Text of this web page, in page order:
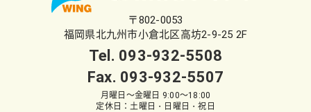
〒802-0053
福岡県北九州市小倉北区高坊2-9-25 2F
Tel. 093-932-5508
Fax. 093-932-5507
月曜日～金曜日 9:00～18:00
定休日：土曜日・日曜日・祝日